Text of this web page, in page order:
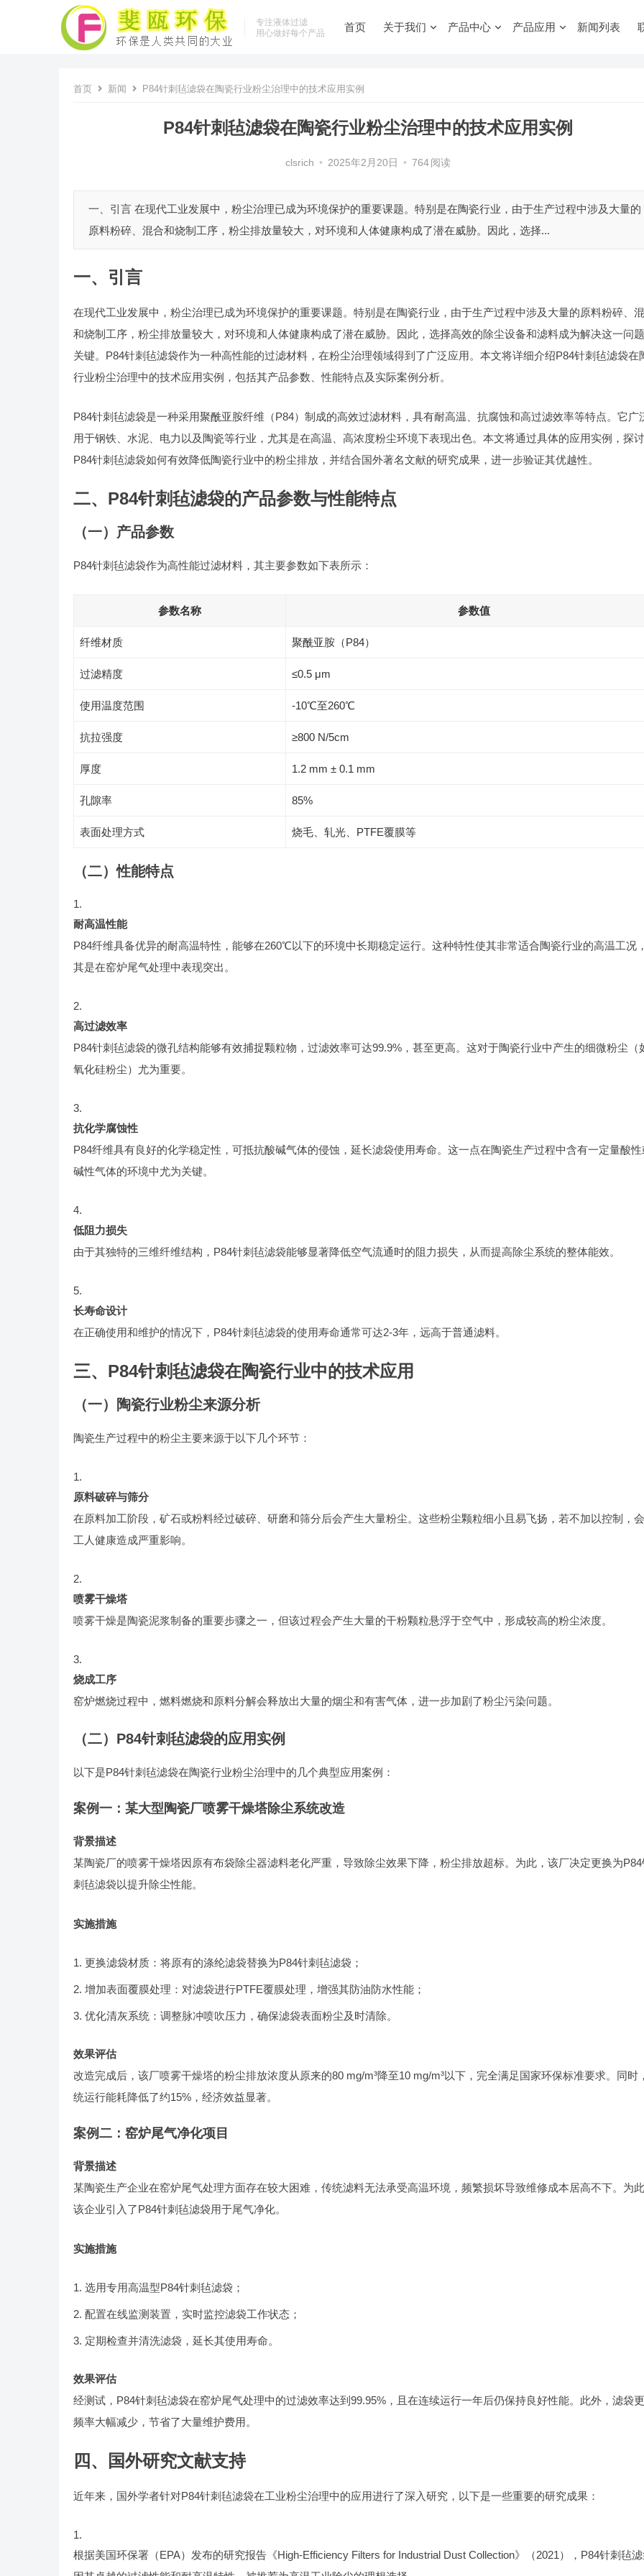
专注液体过滤
用心做好每个产品
首页 关于我们 产品中心 产品应用 新闻列表
首页 新闻 P84针刺毡滤袋在陶瓷行业粉尘治理中的技术应用实例
P84针刺毡滤袋在陶瓷行业粉尘治理中的技术应用实例
clsrich • 2025年2月20日 • 764 阅读
一、引言 在现代工业发展中，粉尘治理已成为环境保护的重要课题。特别是在陶瓷行业，由于生产过程中涉及大量的
原料粉碎、混合和烧制工序，粉尘排放量较大，对环境和人体健康构成了潜在威胁。因此，选择...
一、引言
在现代工业发展中，粉尘治理已成为环境保护的重要课题。特别是在陶瓷行业，由于生产过程中涉及大量的原料粉碎、
和烧制工序，粉尘排放量较大，对环境和人体健康构成了潜在威胁。因此，选择高效的除尘设备和滤料成为解决这一问
关键。P84针刺毡滤袋作为一种高性能的过滤材料，在粉尘治理领域得到了广泛应用。本文将详细介绍P84针刺毡滤袋在
行业粉尘治理中的技术应用实例，包括其产品参数、性能特点及实际案例分析。
P84针刺毡滤袋是一种采用聚酰亚胺纤维（P84）制成的高效过滤材料，具有耐高温、抗腐蚀和高过滤效率等特点。它广
用于钢铁、水泥、电力以及陶瓷等行业，尤其是在高温、高浓度粉尘环境下表现出色。本文将通过具体的应用实例，探讨
P84针刺毡滤袋如何有效降低陶瓷行业中的粉尘排放，并结合国外著名文献的研究成果，进一步验证其优越性。
二、P84针刺毡滤袋的产品参数与性能特点
（一）产品参数
P84针刺毡滤袋作为高性能过滤材料，其主要参数如下表所示：
参数名称 参数值
纤维材质 聚酰亚胺（P84）
过滤精度 ≤0.5 μm
使用温度范围 -10℃至260℃
抗拉强度 ≥800 N/5cm
厚度 1.2 mm ± 0.1 mm
孔隙率 85%
表面处理方式 烧毛、轧光、PTFE覆膜等
（二）性能特点
耐高温性能
P84纤维具备优异的耐高温特性，能够在260℃以下的环境中长期稳定运行。这种特性使其非常适合陶瓷行业的高温工况
其是在窑炉尾气处理中表现突出。
高过滤效率
P84针刺毡滤袋的微孔结构能够有效捕捉颗粒物，过滤效率可达99.9%，甚至更高。这对于陶瓷行业中产生的细微粉尘（
氧化硅粉尘）尤为重要。
抗化学腐蚀性
P84纤维具有良好的化学稳定性，可抵抗酸碱气体的侵蚀，延长滤袋使用寿命。这一点在陶瓷生产过程中含有一定量酸性
碱性气体的环境中尤为关键。
低阻力损失
由于其独特的三维纤维结构，P84针刺毡滤袋能够显著降低空气流通时的阻力损失，从而提高除尘系统的整体能效。
长寿命设计
在正确使用和维护的情况下，P84针刺毡滤袋的使用寿命通常可达2-3年，远高于普通滤料。
三、P84针刺毡滤袋在陶瓷行业中的技术应用
（一）陶瓷行业粉尘来源分析
陶瓷生产过程中的粉尘主要来源于以下几个环节：
原料破碎与筛分
在原料加工阶段，矿石或粉料经过破碎、研磨和筛分后会产生大量粉尘。这些粉尘颗粒细小且易飞扬，若不加以控制，
工人健康造成严重影响。
喷雾干燥塔
喷雾干燥是陶瓷泥浆制备的重要步骤之一，但该过程会产生大量的干粉颗粒悬浮于空气中，形成较高的粉尘浓度。
烧成工序
窑炉燃烧过程中，燃料燃烧和原料分解会释放出大量的烟尘和有害气体，进一步加剧了粉尘污染问题。
（二）P84针刺毡滤袋的应用实例
以下是P84针刺毡滤袋在陶瓷行业粉尘治理中的几个典型应用案例：
案例一：某大型陶瓷厂喷雾干燥塔除尘系统改造
背景描述
某陶瓷厂的喷雾干燥塔因原有布袋除尘器滤料老化严重，导致除尘效果下降，粉尘排放超标。为此，该厂决定更换为P84
刺毡滤袋以提升除尘性能。
实施措施
更换滤袋材质：将原有的涤纶滤袋替换为P84针刺毡滤袋；
增加表面覆膜处理：对滤袋进行PTFE覆膜处理，增强其防油防水性能；
优化清灰系统：调整脉冲喷吹压力，确保滤袋表面粉尘及时清除。
效果评估
改造完成后，该厂喷雾干燥塔的粉尘排放浓度从原来的80 mg/m³降至10 mg/m³以下，完全满足国家环保标准要求。同时
统运行能耗降低了约15%，经济效益显著。
案例二：窑炉尾气净化项目
背景描述
某陶瓷生产企业在窑炉尾气处理方面存在较大困难，传统滤料无法承受高温环境，频繁损坏导致维修成本居高不下。为
该企业引入了P84针刺毡滤袋用于尾气净化。
实施措施
选用专用高温型P84针刺毡滤袋；
配置在线监测装置，实时监控滤袋工作状态；
定期检查并清洗滤袋，延长其使用寿命。
效果评估
经测试，P84针刺毡滤袋在窑炉尾气处理中的过滤效率达到99.95%，且在连续运行一年后仍保持良好性能。此外，滤袋
频率大幅减少，节省了大量维护费用。
四、国外研究文献支持
近年来，国外学者针对P84针刺毡滤袋在工业粉尘治理中的应用进行了深入研究，以下是一些重要的研究成果：
根据美国环保署（EPA）发布的研究报告《High-Efficiency Filters for Industrial Dust Collection》（2021），P84针刺毡